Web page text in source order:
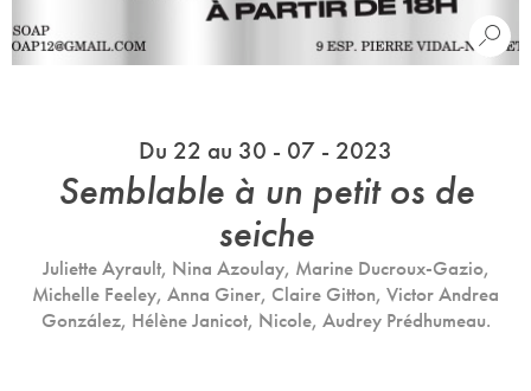
Du 22 au 30 - 07 - 2023
Semblable à un petit os de
seiche
Juliette Ayrault, Nina Azoulay, Marine Ducroux-Gazio,
Michelle Feeley, Anna Giner, Claire Gitton, Victor Andrea
González, Hélène Janicot, Nicole, Audrey Prédhumeau.